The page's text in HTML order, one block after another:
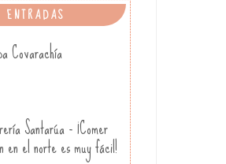
ENTRADAS
Covarachía
Santarúa - ¡Comer
en el norte es muy fácil!